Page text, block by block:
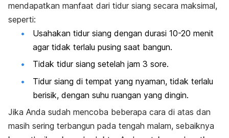
mendapatkan manfaat dari tidur siang secara maksimal,
seperti:
Usahakan tidur siang dengan durasi 10-20 menit
agar tidak terlalu pusing saat bangun.
Tidak tidur siang setelah jam 3 sore.
Tidur siang di tempat yang nyaman, tidak terlalu
berisik, dengan suhu ruangan yang dingin.
Jika Anda sudah mencoba beberapa cara di atas dan
masih sering terbangun pada tengah malam, sebaiknya